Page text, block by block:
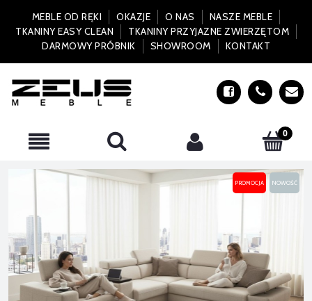
MEBLE OD RĘKI OKAZJE O NAS
NASZE MEBLE
TKANINY EASY CLEAN
TKANINY PRZYJAZNE ZWIERZĘTOM
DARMOWY PRÓBNIK
SHOWROOM KONTAKT
PROMOCJA NOWOŚĆ